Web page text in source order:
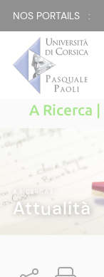
NOS PORTAILS :
A Ricerca |
A RICERCA
Attualità